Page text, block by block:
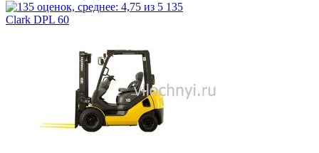
135
Clark DPL 60